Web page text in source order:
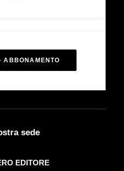
ABBONAMENTO
sede
EDITORE